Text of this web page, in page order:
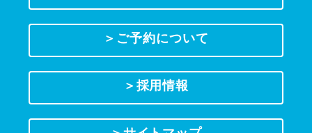
＞ご予約について
＞採用情報